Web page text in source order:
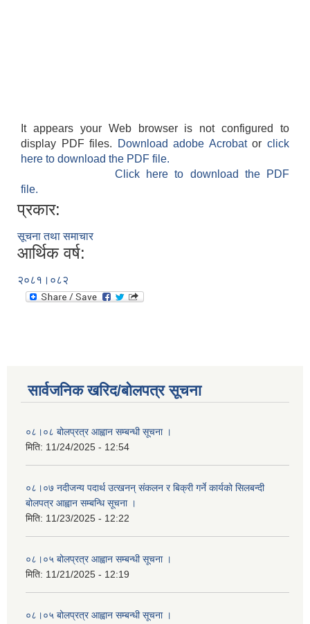
It appears your Web browser is not configured to
display PDF files.
Download adobe Acrobatorclick
here to download the PDF file.
Click here to download the PDF
file.
प्रकार:
सूचना तथा समाचार
आर्थिक वर्ष:
२०८१।०८२
सार्वजनिक खरिद/बोलपत्र सूचना
०८।०८ बोलप्रत्र आह्वान सम्बन्धी सूचना ।
मिति: 11/24/2025 - 12:54
०८।०७ नदीजन्य पदार्थ उत्खनन् संकलन र बिक्री गर्ने कार्यको सिलबन्दी
बोलपत्र आह्वान सम्बन्धि सूचना ।
मिति: 11/23/2025 - 12:22
०८।०५ बोलप्रत्र आह्वान सम्बन्धी सूचना ।
मिति: 11/21/2025 - 12:19
०८।०५ बोलप्रत्र आह्वान सम्बन्धी सूचना ।